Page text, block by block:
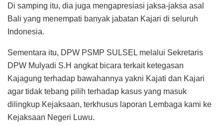
Di samping itu, dia juga mengapresiasi jaksa-jaksa asal
Bali yang menempati banyak jabatan Kajari di seluruh
Indonesia.
Sementara itu, DPW PSMP SULSEL melalui Sekretaris
DPW Mulyadi S.H angkat bicara terkait ketegasan
Kajagung terhadap bawahannya yakni Kajati dan Kajari
agar tidak tebang pilih terhadap kasus yang masuk
dilingkup Kejaksaan, terkhusus laporan Lembaga kami ke
Kejaksaan Negeri Luwu.